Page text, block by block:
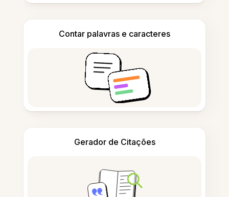
Contar palavras e caracteres
Gerador de Citações